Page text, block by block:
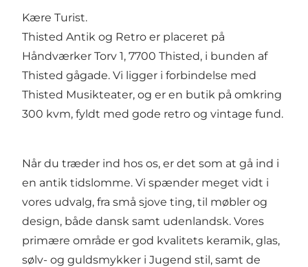
Kære Turist.
Thisted Antik og Retro er placeret på
Håndværker Torv 1, 7700 Thisted, i bunden af
Thisted gågade. Vi ligger i forbindelse med
Thisted Musikteater, og er en butik på omkring
300 kvm, fyldt med gode retro og vintage fund.
Når du træder ind hos os, er det som at gå ind i
en antik tidslomme. Vi spænder meget vidt i
vores udvalg, fra små sjove ting, til møbler og
design, både dansk samt udenlandsk. Vores
primære område er god kvalitets keramik, glas,
sølv- og guldsmykker i Jugend stil, samt de